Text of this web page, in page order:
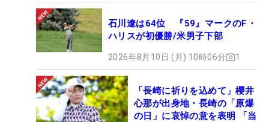
石川遼は64位 『59』マークのF・
ハリスが初優勝/米男子下部
2026年8月10日 (月) 10時06分 1
「長崎に祈りを込めて」櫻井
心那が出身地・長崎の「原爆
の日」に哀悼の意を表明 「当